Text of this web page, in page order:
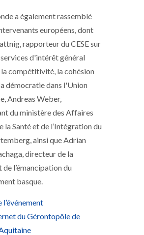
a également rassemblé
européens, dont
rapporteur du CESE sur
d'intérêt général
la compétitivité, la cohésion
démocratie dans l'Union
Andreas Weber,
du ministère des Affaires
la Santé et de l’Intégration du
ainsi que Adrian
directeur de la
de l’émancipation du
basque.
l’événement
du Gérontopôle de